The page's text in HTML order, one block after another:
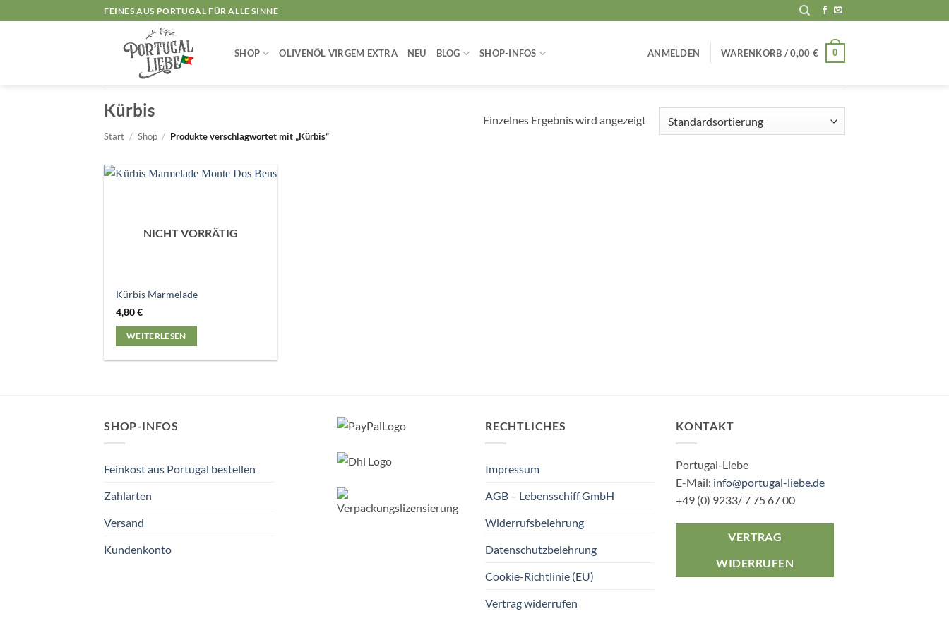
Inhalt
FEINES AUS PORTUGAL FÜR ALLE SINNE
SHOP OLIVENÖL VIRGEM EXTRA NEU BLOG SHOP-INFOS ANMELDEN WARENKORB /0,00 € 0
Kürbis
Start / Shop / Produkte verschlagwortet mit „Kürbis“
Einzelnes Ergebnis wird angezeigt
NICHT VORRÄTIG
Kürbis Marmelade
4,80€
WEITERLESEN
SHOP-INFOS
Feinkost aus Portugal bestellen
Zahlarten
Versand
Kundenkonto
RECHTLICHES
Impressum
AGB – Lebensschiff GmbH
Widerrufsbelehrung
Datenschutzbelehrung
Cookie-Richtlinie (EU)
Vertrag widerrufen
KONTAKT
Portugal-Liebe
E-Mail: info@portugal-liebe.de
+49 (0) 9233/ 7 75 67 00
VERTRAG
WIDERRUFEN